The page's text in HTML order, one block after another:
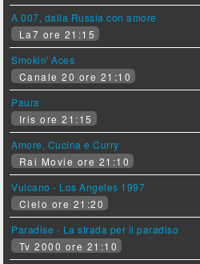
A 007, dalla Russia con amore
La7 ore 21:15
Smokin' Aces
Canale 20 ore 21:10
Paura
Iris ore 21:15
Amore, Cucina e Curry
Rai Movie ore 21:10
Vulcano - Los Angeles 1997
Cielo ore 21:20
Paradise - La strada per il paradiso
Tv 2000 ore 21:10